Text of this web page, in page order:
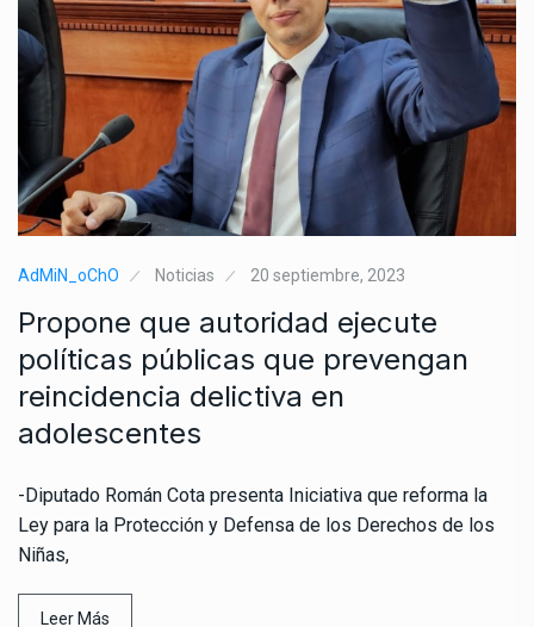
AdMiN_oChO Noticias 20 septiembre, 2023
Propone que autoridad ejecute
políticas públicas que prevengan
reincidencia delictiva en
adolescentes
-Diputado Román Cota presenta Iniciativa que reforma la
Ley para la Protección y Defensa de los Derechos de los
Niñas,
Leer Más